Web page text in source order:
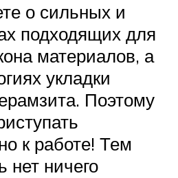
о сильных и
подходящих для
материалов, а
укладки
Поэтому
к работе! Тем
нет ничего